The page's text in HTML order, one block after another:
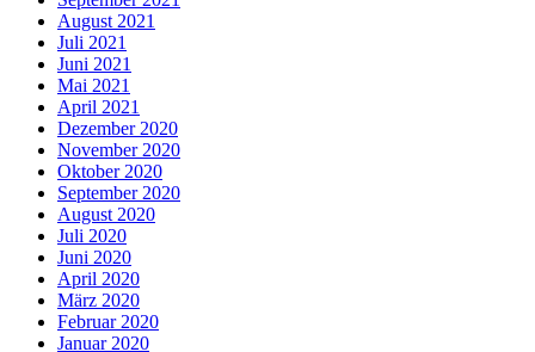
August 2021
Juli 2021
Juni 2021
Mai 2021
April 2021
Dezember 2020
November 2020
Oktober 2020
September 2020
August 2020
Juli 2020
Juni 2020
April 2020
März 2020
Februar 2020
Januar 2020